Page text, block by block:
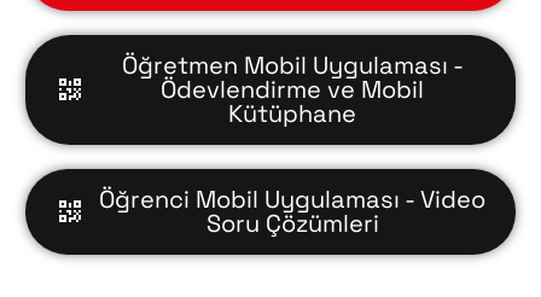
Öğretmen Mobil Uygulaması -
Ödevlendirme ve Mobil
Kütüphane
Öğrenci Mobil Uygulaması - Video
Soru Çözümleri